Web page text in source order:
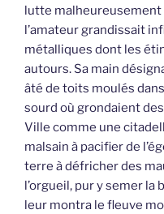
lutte
l’amateur grandissait
métalliques dont les
autours. Sa main
âté de toits moulés
sourd où grondaient
Ville comme une
malsain à pacifier de
terre à défricher des
l’orgueil, pur y semer
leur montra le fleuve